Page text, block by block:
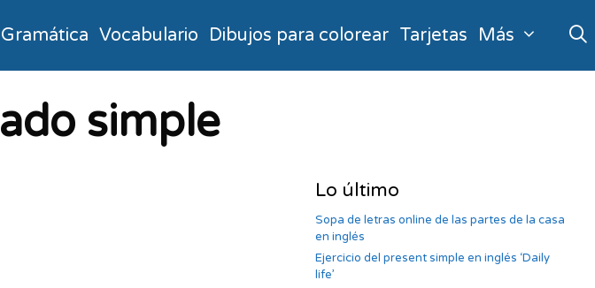
Gramática Vocabulario Dibujos para colorear Tarjetas Más
simple
Lo último
Sopa de letras online de las partes de la casa
en inglés
Ejercicio del present simple en inglés ‘Daily
life’